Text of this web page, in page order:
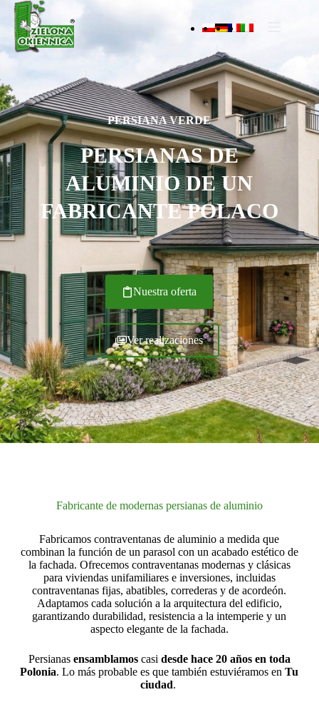
PERSIANA VERDE
PERSIANAS DE
ALUMINIO DE UN
FABRICANTE POLACO
Nuestra oferta
Ver realizaciones
Fabricante de modernas persianas de aluminio
Fabricamos contraventanas de aluminio a medida que
combinan la función de un parasol con un acabado estético de
la fachada. Ofrecemos contraventanas modernas y clásicas
para viviendas unifamiliares e inversiones, incluidas
contraventanas fijas, abatibles, correderas y de acordeón.
Adaptamos cada solución a la arquitectura del edificio,
garantizando durabilidad, resistencia a la intemperie y un
aspecto elegante de la fachada.
Persianas ensamblamoscasi desde hace 20 años en toda
Polonia. Lo más probable es que también estuviéramos enTu
ciudad.